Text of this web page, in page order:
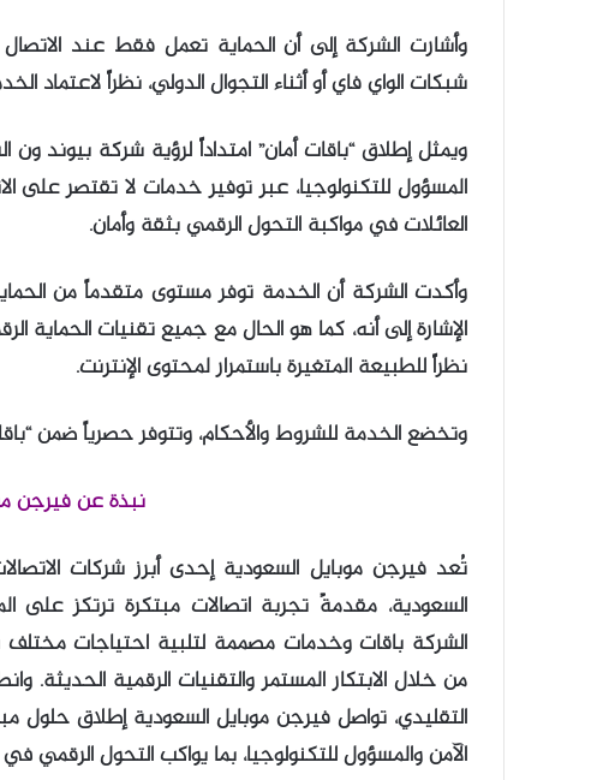
وأشارت الشركة إلى أن الحماية تعمل فقط عند
شبكات الواي فاي أو أثناء التجوال الدولي، نظراً
ويمثل إطلاق “باقات أمان” امتداداً لرؤية شركة بيوند
المسؤول للتكنولوجيا، عبر توفير خدمات لا تقتصر على
العائلات في مواكبة التحول الرقمي بثقة وأمان.
وأكدت الشركة أن الخدمة توفر مستوى متقدماً من
نظراً للطبيعة المتغيرة باستمرار لمحتوى الإنترنت.
وتخضع الخدمة للشروط والأحكام، وتتوفر حصرياً ضمن
نبذة عن فيرجن
تُعد فيرجن موبايل السعودية إحدى أبرز شركات
السعودية، مقدمةً تجربة اتصالات مبتكرة ترتكز على
الشركة باقات وخدمات مصممة لتلبية احتياجات مختلف
من خلال الابتكار المستمر والتقنيات الرقمية الحديثة.
التقليدي، تواصل فيرجن موبايل السعودية إطلاق
الآمن والمسؤول للتكنولوجيا، بما يواكب التحول الرقمي